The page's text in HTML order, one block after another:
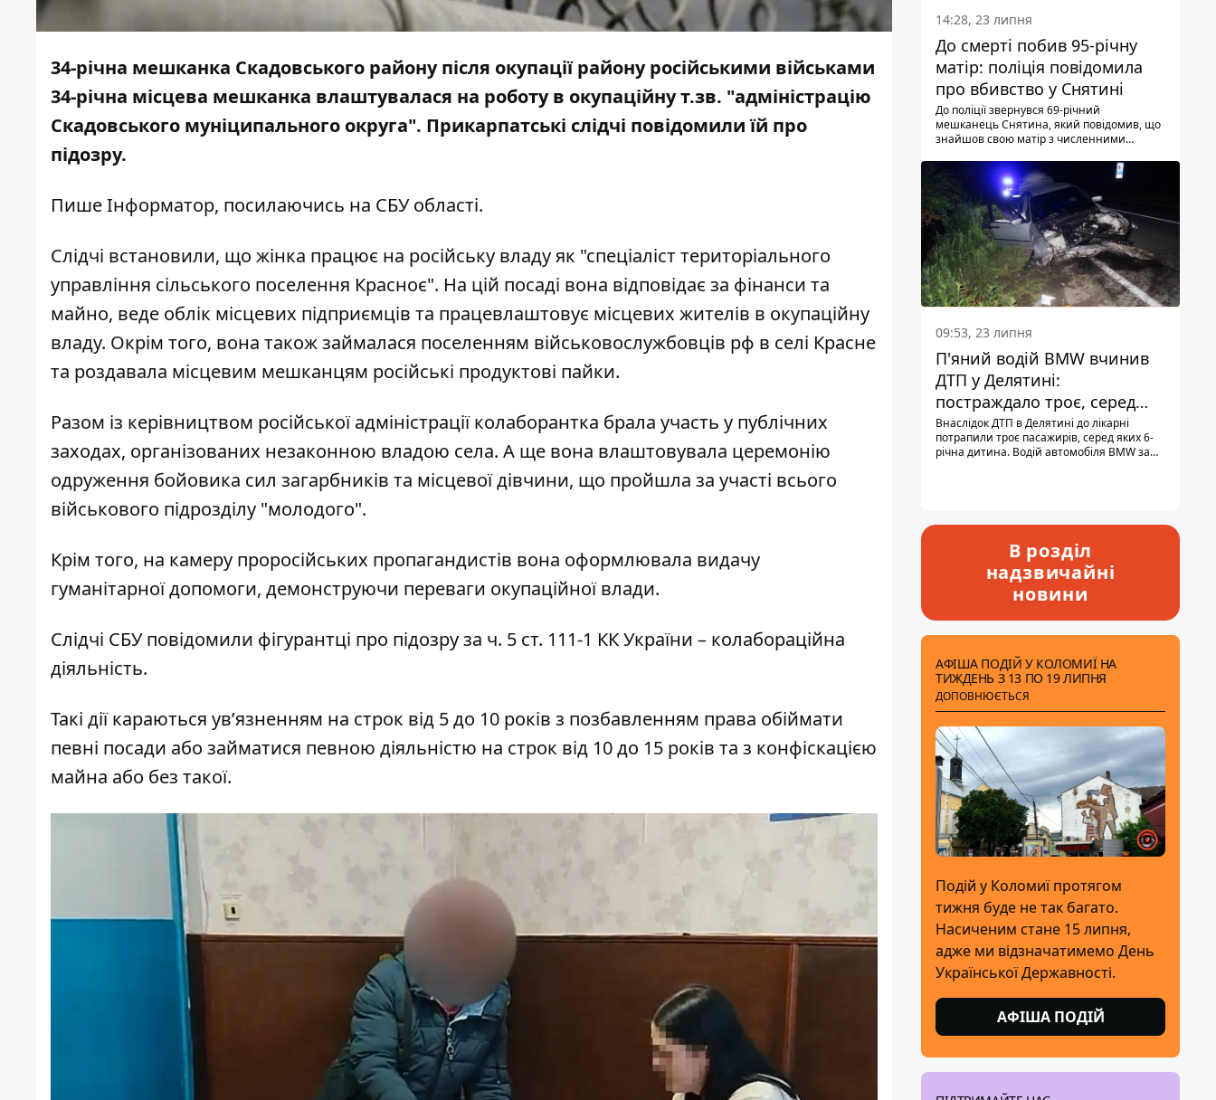
34-річна мешканка Скадовського району після окупації району російськими військами
34-річна місцева мешканка влаштувалася на роботу в окупаційну т.зв. "адміністрацію
Скадовського муніципального округа". Прикарпатські слідчі повідомили їй про
підозру.
ПишеІнформатор, посилаючись на СБУ області.
Слідчі встановили, що жінка працює на російську владу як "спеціаліст територіального
управління сільського поселення Красноє". На цій посаді вона відповідає за фінанси та
майно, веде облік місцевих підприємців та працевлаштовує місцевих жителів в окупаційну
владу. Окрім того, вона також займалася поселенням військовослужбовців рф в селі Красне
та роздавала місцевим мешканцям російські продуктові пайки.
Разом із керівництвом російської адміністрації колаборантка брала участь у публічних
заходах, організованих незаконною владою села. А ще вона влаштовувала церемонію
одруження бойовика сил загарбників та місцевої дівчини, що пройшла за участі всього
військового підрозділу "молодого".
Крім того, на камеру проросійських пропагандистів вона оформлювала видачу
гуманітарної допомоги, демонструючи переваги окупаційної влади.
Слідчі СБУ повідомили фігурантці про підозру за ч. 5 ст. 111-1 КК України – колабораційна
діяльність.
Такі дії караються ув’язненням на строк від 5 до 10 років з позбавленням права обіймати
певні посади або займатися певною діяльністю на строк від 10 до 15 років та з конфіскацією
майна або без такої.
виявили тіло.
14:28, 23 липня
До смерті побив 95-річну
матір: поліція повідомила
про вбивство у Снятині
До поліції звернувся 69-річний
мешканець Снятина, який повідомив, що
знайшов свою матір з численними
з'ясували правоохоронці, ці травми жінці
наніс її син.
09:53, 23 липня
П'яний водій BMW вчинив
ДТП у Делятині:
постраждало троє, серед
них - дитина
Внаслідок ДТП в Делятині до лікарні
потрапили троє пасажирів, серед яких 6-
річна дитина. Водій автомобіля BMW за
В розділ
надзвичайні
новини
АФІША ПОДІЙ У КОЛОМИЇ НА
ТИЖДЕНЬ З 13 ПО 19 ЛИПНЯ
ДОПОВНЮЄТЬСЯ
Подій у Коломиї протягом
тижня буде не так багато.
Насиченим стане 15 липня,
адже ми відзначатимемо День
Української Державності.
АФІША ПОДІЙ